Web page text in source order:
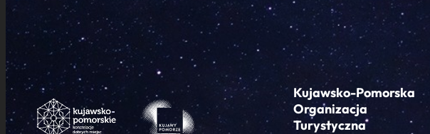
Kujawsko-Pomorska
Organizacja
Turystyczna